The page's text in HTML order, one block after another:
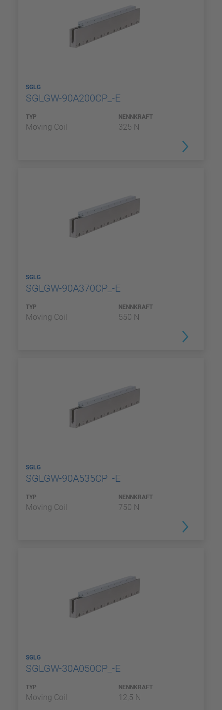
SGLG
SGLGW-90A200CP_-E
TYP
Moving Coil
NENNKRAFT
325 N
SGLG
SGLGW-90A370CP_-E
TYP
Moving Coil
NENNKRAFT
550 N
SGLG
SGLGW-90A535CP_-E
TYP
Moving Coil
NENNKRAFT
750 N
SGLG
SGLGW-30A050CP_-E
TYP
Moving Coil
NENNKRAFT
12,5 N